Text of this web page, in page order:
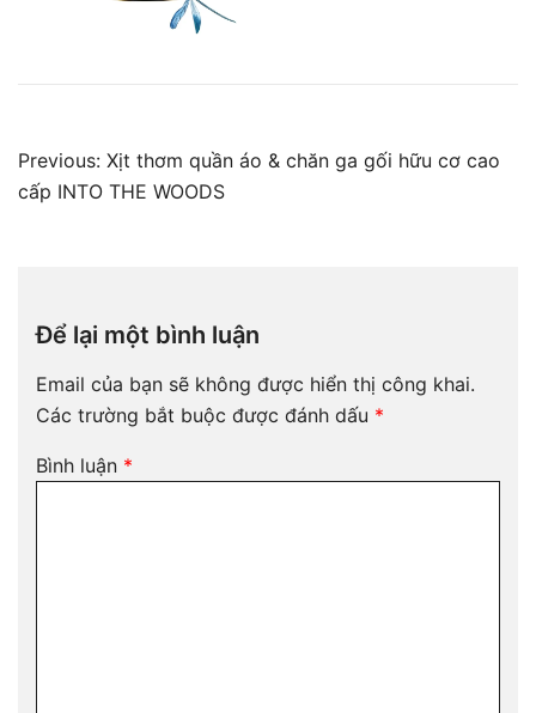
Điều
hướng
Previous: Xịt thơm quần áo & chăn ga gối hữu cơ cao
cấp INTO THE WOODS
Để lại một bình luận
Email của bạn sẽ không được hiển thị công khai.
Các trường bắt buộc được đánh dấu *
Bình luận *